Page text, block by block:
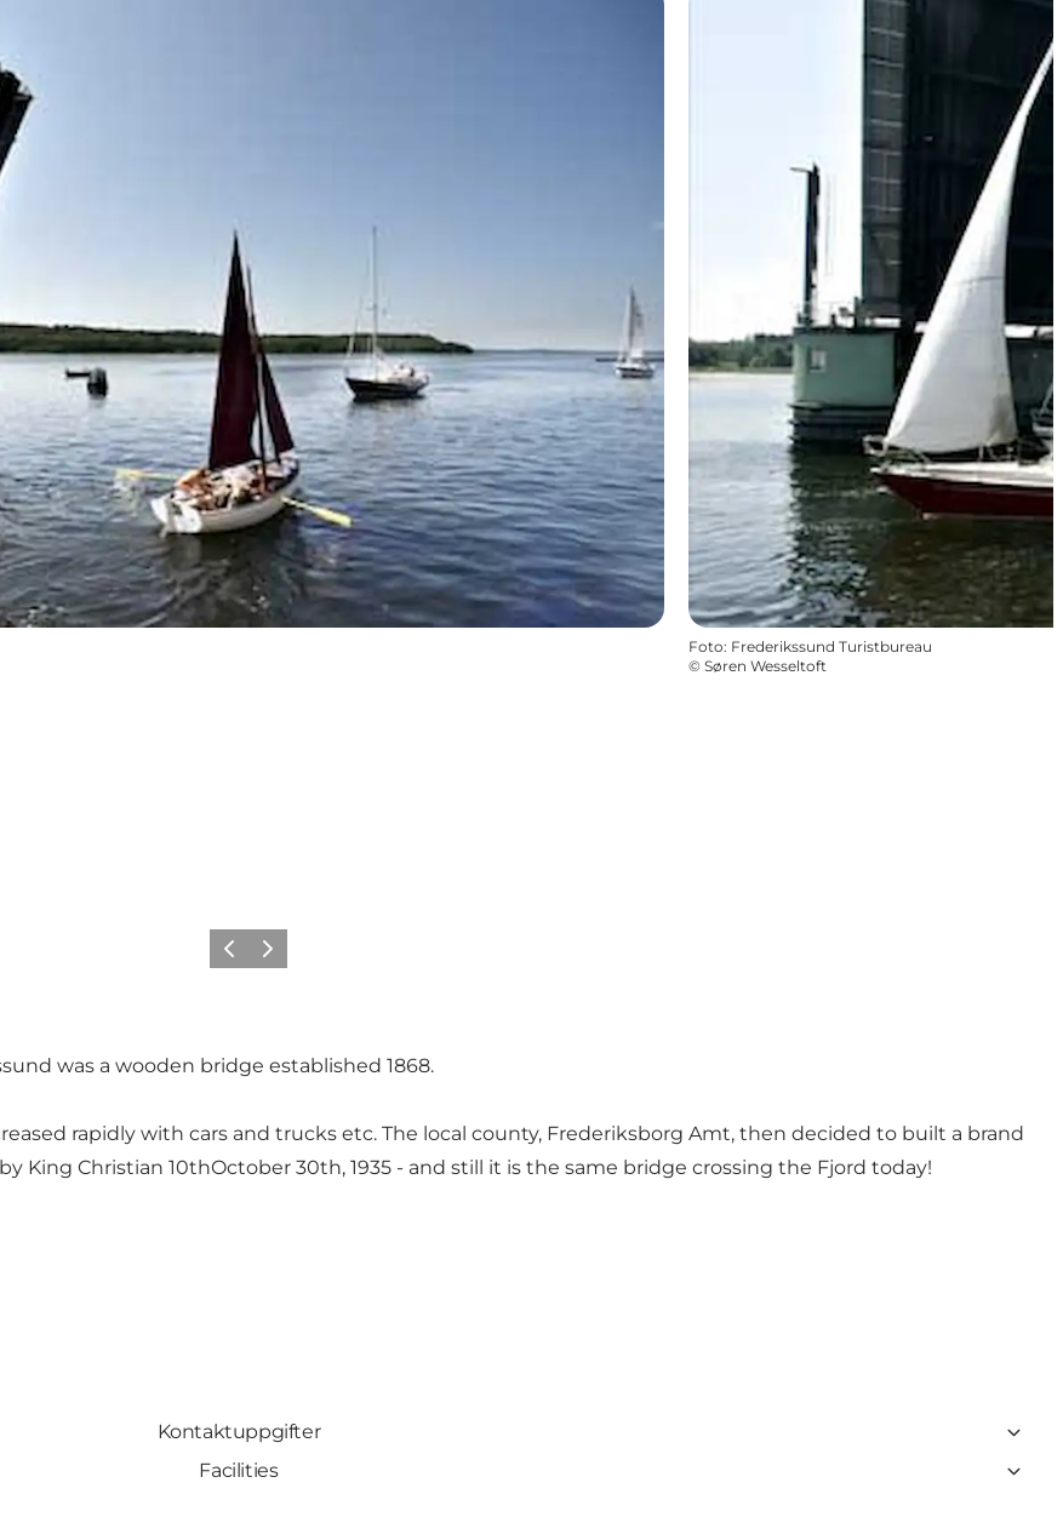
Foto: Frederikssund Turistbureau
© Søren Wesseltoft
Föregående
Nästa
was a wooden bridge established 1868.
rapidly with cars and trucks etc. The local county, Frederiksborg Amt, then decided to built a brand
King Christian 10thOctober 30th, 1935 - and still it is the same bridge crossing the Fjord today!
Kontaktuppgifter
Facilities